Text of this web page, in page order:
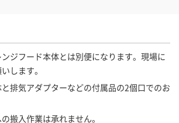
ジフード本体とは別便になります。現場に
します。
排気アダプターなどの付属品の2個口でのお
搬入作業は承れません。